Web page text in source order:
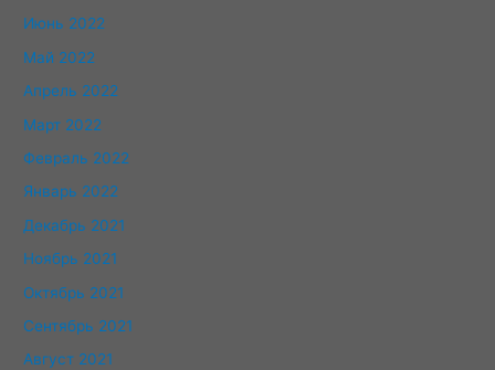
Июнь 2022
Май 2022
Апрель 2022
Март 2022
Февраль 2022
Январь 2022
Декабрь 2021
Ноябрь 2021
Октябрь 2021
Сентябрь 2021
Август 2021